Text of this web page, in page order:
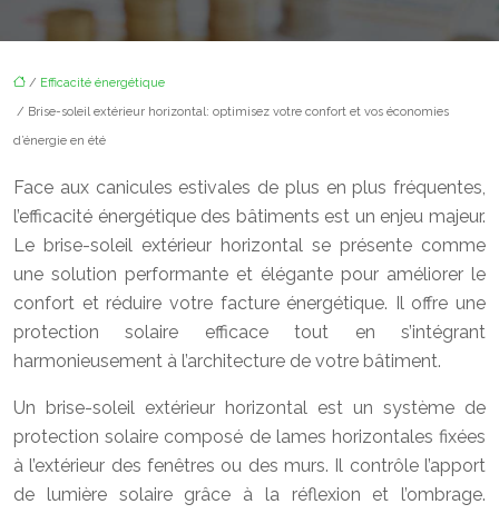
/ Efficacité énergétique
/ Brise-soleil extérieur horizontal: optimisez votre confort et vos économies
d’énergie en été
Face aux canicules estivales de plus en plus fréquentes,
l’efficacité énergétique des bâtiments est un enjeu majeur.
Le brise-soleil extérieur horizontal se présente comme
une solution performante et élégante pour améliorer le
confort et réduire votre facture énergétique. Il offre une
protection solaire efficace tout en s’intégrant
harmonieusement à l’architecture de votre bâtiment.
Un brise-soleil extérieur horizontal est un système de
protection solaire composé de lames horizontales fixées
à l’extérieur des fenêtres ou des murs. Il contrôle l’apport
de lumière solaire grâce à la réflexion et l’ombrage.